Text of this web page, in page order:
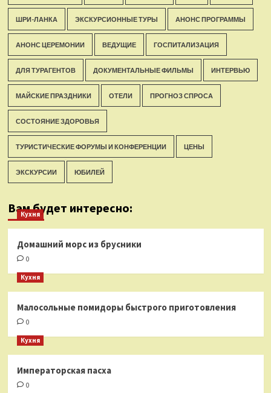
ШРИ-ЛАНКА ЭКСКУРСИОННЫЕ ТУРЫ АНОНС ПРОГРАММЫ
АНОНС ЦЕРЕМОНИИ ВЕДУЩИЕ ГОСПИТАЛИЗАЦИЯ
ДЛЯ ТУРАГЕНТОВ ДОКУМЕНТАЛЬНЫЕ ФИЛЬМЫ ИНТЕРВЬЮ
МАЙСКИЕ ПРАЗДНИКИ ОТЕЛИ ПРОГНОЗ СПРОСА
СОСТОЯНИЕ ЗДОРОВЬЯ
ТУРИСТИЧЕСКИЕ ФОРУМЫ И КОНФЕРЕНЦИИ ЦЕНЫ
ЭКСКУРСИИ ЮБИЛЕЙ
Вам будет интересно:
Кухня
Домашний морс из брусники
0
Кухня
Малосольные помидоры быстрого приготовления
0
Кухня
Императорская пасха
0